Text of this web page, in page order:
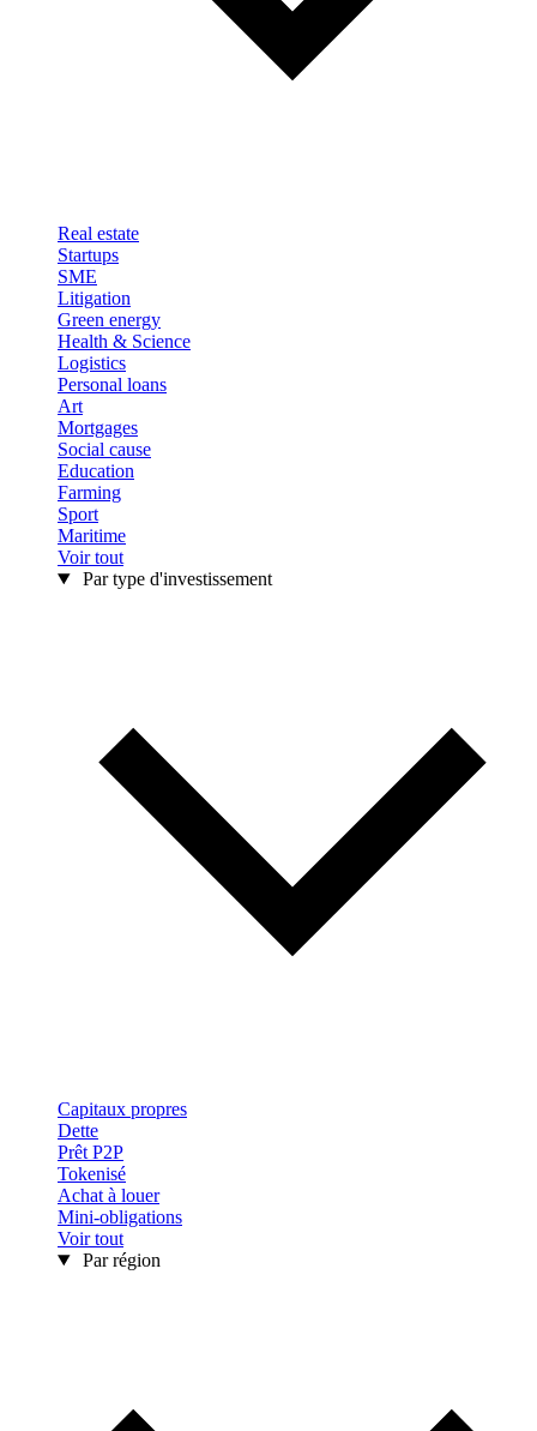
Real estate
Startups
SME
Litigation
Green energy
Health & Science
Logistics
Personal loans
Art
Mortgages
Social cause
Education
Farming
Sport
Maritime
Voir tout
Par type d'investissement
Capitaux propres
Dette
Prêt P2P
Tokenisé
Achat à louer
Mini-obligations
Voir tout
Par région